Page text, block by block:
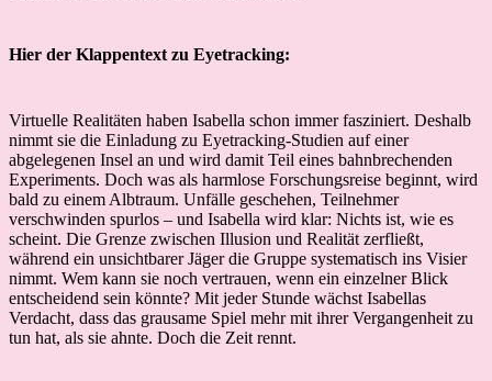
Hier der Klappentext zu Eyetracking:
Virtuelle Realitäten haben Isabella schon immer fasziniert. Deshalb
nimmt sie die Einladung zu Eyetracking-Studien auf einer
abgelegenen Insel an und wird damit Teil eines bahnbrechenden
Experiments. Doch was als harmlose Forschungsreise beginnt, wird
bald zu einem Albtraum. Unfälle geschehen, Teilnehmer
verschwinden spurlos – und Isabella wird klar: Nichts ist, wie es
scheint. Die Grenze zwischen Illusion und Realität zerfließt,
während ein unsichtbarer Jäger die Gruppe systematisch ins Visier
nimmt. Wem kann sie noch vertrauen, wenn ein einzelner Blick
entscheidend sein könnte? Mit jeder Stunde wächst Isabellas
Verdacht, dass das grausame Spiel mehr mit ihrer Vergangenheit zu
tun hat, als sie ahnte. Doch die Zeit rennt.